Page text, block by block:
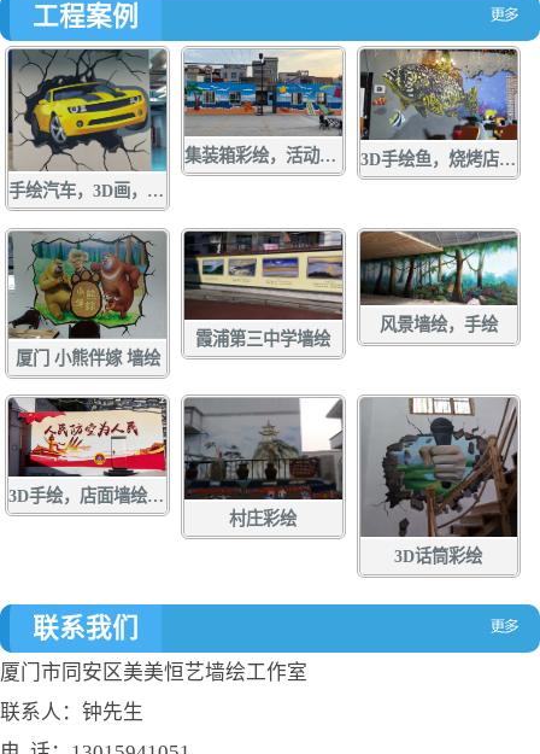
工程案例
手绘汽车，3D画，墙绘，壁画，彩绘
集装箱彩绘，活动板房手绘，货箱涂鸦，墙绘，壁画 3D手绘鱼，烧烤店墙绘，店面涂鸦，立体画彩绘
厦门 小熊伴嫁 墙绘
霞浦第三中学墙绘
风景墙绘，手绘
3D手绘，店面墙绘，店面涂鸦，立体画彩绘，壁画
村庄彩绘
3D话筒彩绘
联系我们
厦门市同安区美美恒艺墙绘工作室
联系人：钟先生